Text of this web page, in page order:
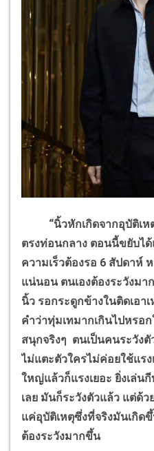
“นิ้วหักเกิดจากอุบัติเหตุ
ตรงท่อนกลาง ตอนนี้ขยับไ
ความเร็วต้องรอ 6 สัปดาห์
แน่นอน ตนเองต้องระวังมา
นิ้ว รอกระดูกข้างในติดเอา
คำว่าทุ่มเทมากเกินไปหรอ
สนุกจริงๆ ตนเป็นคนระวัง
ไม่แตะตัวใครไม่ค่อยใช้แรง
ใหญ่แล้วก็แรงเยอะ ยิ่งเล่
เลย มันก็ระวังตัวแล้ว แต่ด้
แค่อุบัติเหตุซึ่งที่จริงมันเกิด
ต้องระวังมากขึ้น